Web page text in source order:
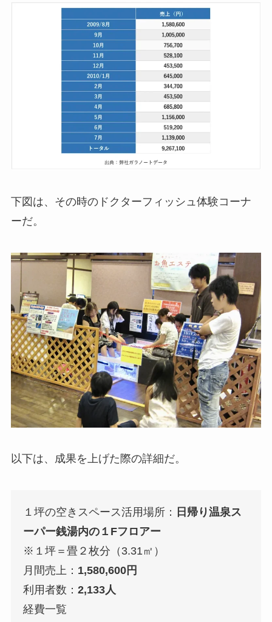
下図は、その時のドクターフィッシュ体験コーナ
ーだ。
以下は、成果を上げた際の詳細だ。
１坪の空きスペース活用場所： 日帰り温泉ス
ーパー銭湯内の１Fフロアー
※１坪＝畳２枚分（3.31㎡）
月間売上： 1,580,600円
利用者数： 2,133人
経費一覧